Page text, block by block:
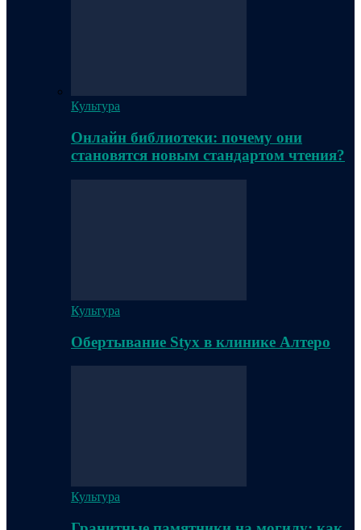
Культура
Онлайн библиотеки: почему они
становятся новым стандартом чтения?
Культура
Обертывание Styx в клинике Алтеро
Культура